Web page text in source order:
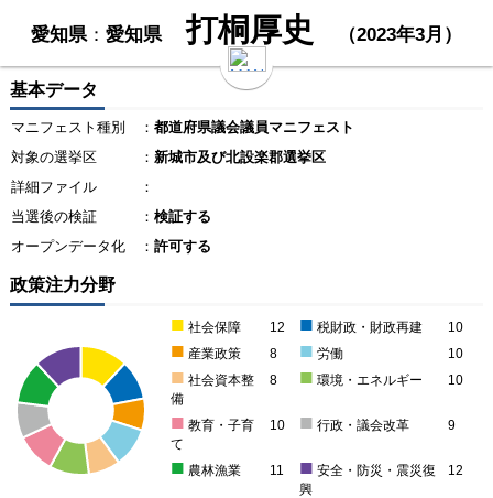
愛知県：愛知県 打桐厚史 （2023年3月）
基本データ
マニフェスト種別 ： 都道府県議会議員マニフェスト
対象の選挙区
： 新城市及び北設楽郡選挙区
詳細ファイル
：
当選後の検証
： 検証する
オープンデータ化
： 許可する
政策注力分野
■ 社会保障 12 ■ 税財政・財政再建 10
■ 産業政策 8 ■ 労働 10
■ 社会資本整
備
8 ■ 環境・エネルギー 10
■ 教育・子育
て
10 ■ 行政・議会改革 9
■ 農林漁業 11 ■ 安全・防災・震災復
興
12